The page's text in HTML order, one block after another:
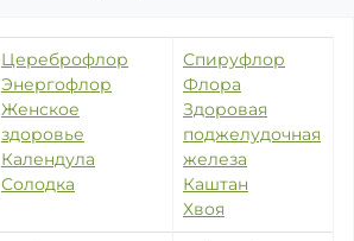
Цереброфлор
Энергофлор
Женское
здоровье
Календула
Солодка
Спируфлор
Флора
Здоровая
поджелудочная
железа
Каштан
Хвоя